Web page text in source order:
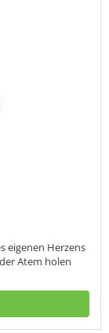
eigenen Herzens
Atem holen